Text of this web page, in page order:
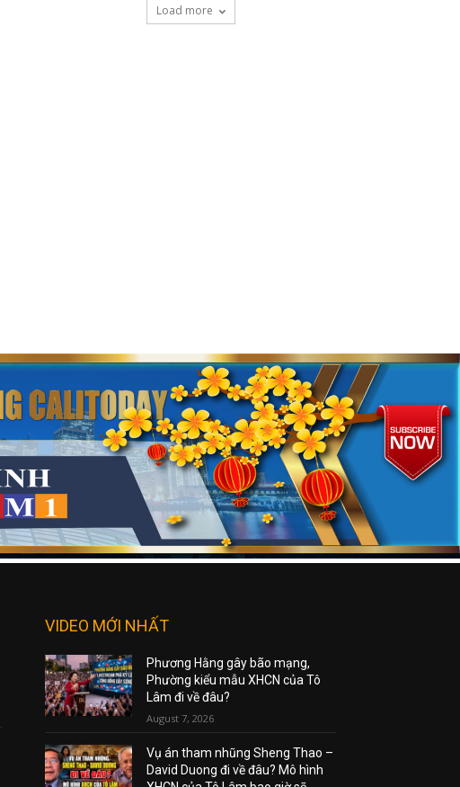
Load more
VIDEO MỚI NHẤT
Phương Hằng gây bão mạng,
Phường kiểu mẫu XHCN của Tô
Lâm đi về đâu?
August 7, 2026
Vụ án tham nhũng Sheng Thao –
David Duong đi về đâu? Mô hình